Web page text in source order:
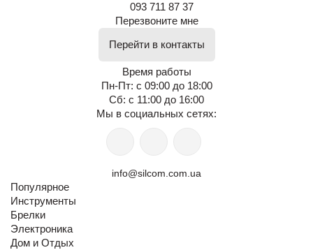
093 711 87 37
Перезвоните мне
Перейти в контакты
Время работы
Пн-Пт: с 09:00 до 18:00
Сб: с 11:00 до 16:00
Мы в социальных сетях:
info@silcom.com.ua
Популярное
Инструменты
Брелки
Электроника
Дом и Отдых